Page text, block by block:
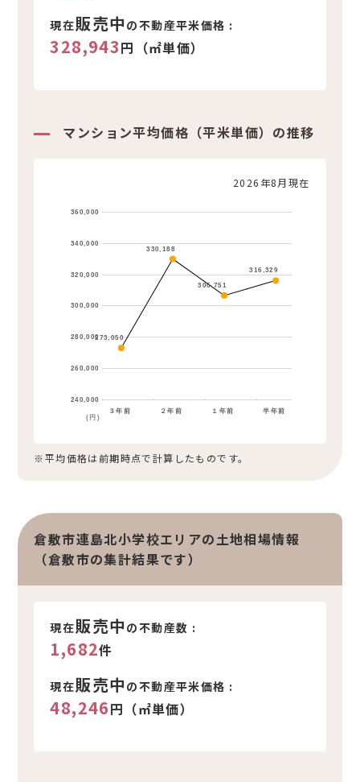
現在販売中 の不動産平米価格 :
328,943円（㎡単価）
マンション平均価格（平米単価）の推移
2026年8月現在
３年前 ２年前 １年前 半年前
240,000
260,000
280,000
300,000
320,000
340,000
360,000
273,050
330,188
306,751
316,329
(円)
※平均価格は前期時点で計算したものです。
倉敷市連島北小学校エリアの土地相場情報
（倉敷市の集計結果です）
現在販売中 の不動産数 :
1,682件
現在販売中 の不動産平米価格 :
48,246円（㎡単価）